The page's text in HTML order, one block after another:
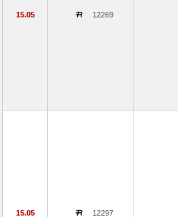
15.05 12269
15.05 12297